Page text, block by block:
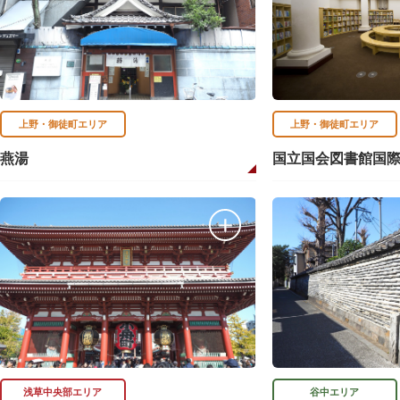
上野・御徒町エリア
燕湯
上野・御徒町エリア
国立国会図書館国
浅草中央部エリア 谷中エリア